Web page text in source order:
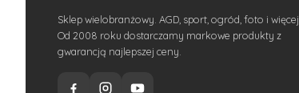
Sklep wielobranżowy. AGD, sport, ogród, foto i więcej.
Od 2008 roku dostarczamy markowe produkty z
gwarancją najlepszej ceny.